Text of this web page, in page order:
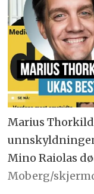
Marius
Mino Raiolas
Moberg/